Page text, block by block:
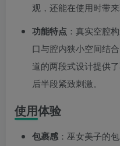
观，还能在使用时带来
功能特点 ：真实空腔
口与腔内狭小空间结
道的两段式设计提供
后半段紧致刺激。
使用体验
包裹感 ：巫女美子的